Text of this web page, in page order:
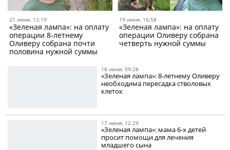
21 июня, 12:19
«Зеленая лампа»: на оплату
операции 8-летнему
Оливеру собрана почти
половина нужной суммы
19 июня, 16:58
«Зеленая лампа»: на оплату
операции Оливеру собрана
четверть нужной суммы
18 июня, 09:28
«Зеленая лампа»: 8-летнему Оливеру
необходима пересадка стволовых
клеток
17 июня, 12:29
«Зеленая лампа»: мама 6-х детей
просит помощи для лечения
младшего сына